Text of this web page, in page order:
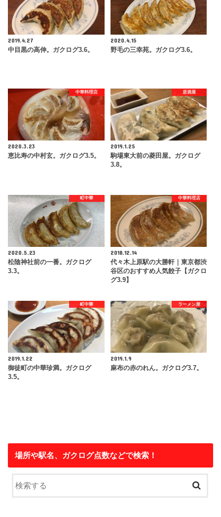
2019.4.27
中目黒の高伸。ガクログ3.6。
2020.4.15
野毛の三幸苑。ガクログ3.6。
中華料理店
2020.3.23
恵比寿の中村玄。ガクログ3.5。
居酒屋
2019.1.25
駒場東大前の菱田屋。ガクログ
3.8。
町中華
2020.5.23
松陰神社前の一番。ガクログ
3.3。
中華料理店
2018.12.14
代々木上原駅の大勝軒｜東京都渋
谷区のおすすめ人気餃子【ガクロ
グ3.9】
町中華
2019.1.22
御徒町の中華珍満。ガクログ
3.5。
ラーメン屋
2019.1.9
麻布の赤のれん。ガクログ3.7。
場所や駅名、ガクログ点数などで検索！